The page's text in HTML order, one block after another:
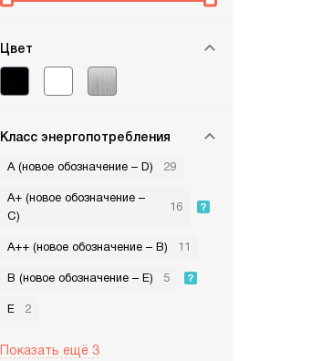
Цвет
Класс энергопотребления
A (новое обозначение – D) 29
A+ (новое обозначение –
С)
16
A++ (новое обозначение – B) 11
B (новое обозначение – E) 5
E 2
Показать ещё 3